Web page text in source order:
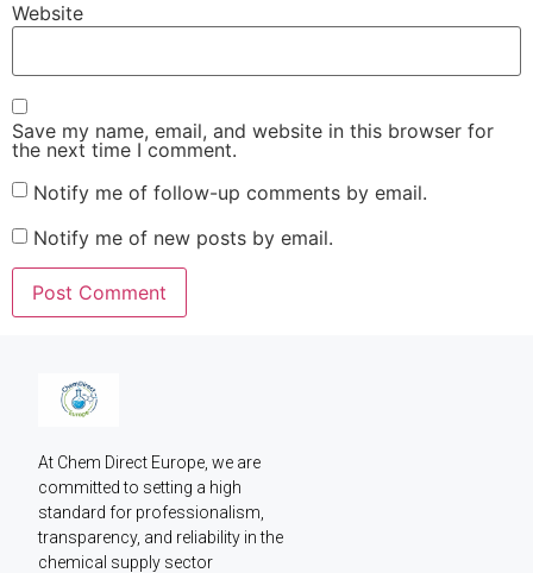
Website
Save my name, email, and website in this browser for
the next time I comment.
Notify me of follow-up comments by email.
Notify me of new posts by email.
At Chem Direct Europe, we are
committed to setting a high
standard for professionalism,
transparency, and reliability in the
chemical supply sector